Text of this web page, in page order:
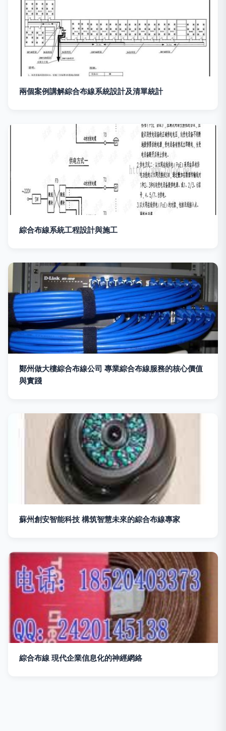
兩個案例講解綜合布線系統設計及清單統計
綜合布線系統工程設計與施工
鄭州做大樓綜合布線公司 專業綜合布線服務的核心價值
與實踐
蘇州創安智能科技 構筑智慧未來的綜合布線專家
綜合布線 現代企業信息化的神經網絡